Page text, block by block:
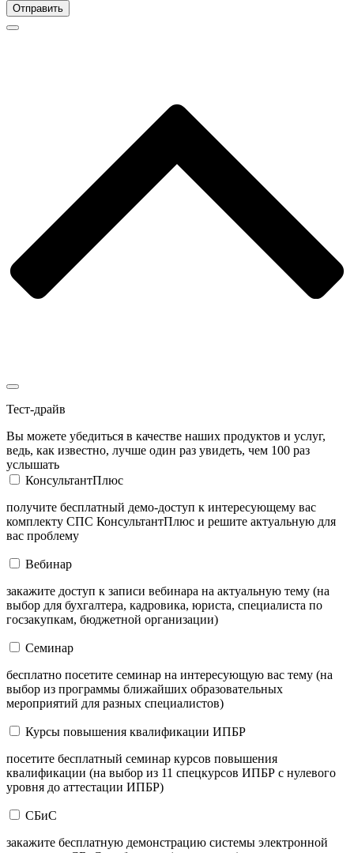
Отправить
Тест-драйв
Вы можете убедиться в качестве наших продуктов и услуг,
ведь, как известно, лучше один раз увидеть, чем 100 раз
услышать
КонсультантПлюс
получите бесплатный демо-доступ к интересующему вас
комплекту СПС КонсультантПлюс и решите актуальную для
вас проблему
Вебинар
закажите доступ к записи вебинара на актуальную тему (на
выбор для бухгалтера, кадровика, юриста, специалиста по
госзакупкам, бюджетной организации)
Семинар
бесплатно посетите семинар на интересующую вас тему (на
выбор из программы ближайших образовательных
мероприятий для разных специалистов)
Курсы повышения квалификации ИПБР
посетите бесплатный семинар курсов повышения
квалификации (на выбор из 11 спецкурсов ИПБР с нулевого
уровня до аттестации ИПБР)
СБиС
закажите бесплатную демонстрацию системы электронной